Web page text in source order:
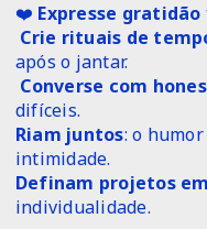
❤️ Expresse gratidão
Crie rituais de
após o jantar.
Converse com
difíceis.
Riam juntos: o
intimidade.
Definam projetos
individualidade.